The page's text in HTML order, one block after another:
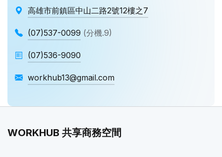
高雄市前鎮區中山二路2號12樓之7
(07)537-0099 (分機.9)
(07)536-9090
workhub13@gmail.com
WORKHUB 共享商務空間